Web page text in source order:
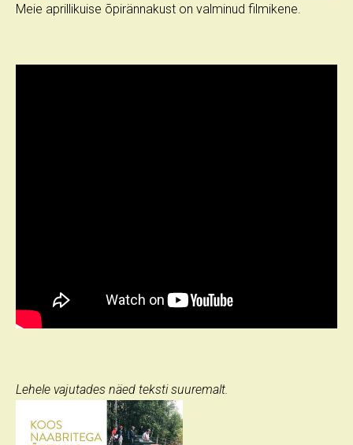
Meie aprillikuise õpirännakust on valminud filmikene.
Lehele vajutades näed teksti suuremalt.